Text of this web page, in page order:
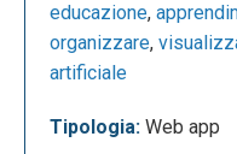
La seguente è la
dove sono presenti
L'applicazione offre
educazione,
organizzare,
artificiale
Tipologia: Web app